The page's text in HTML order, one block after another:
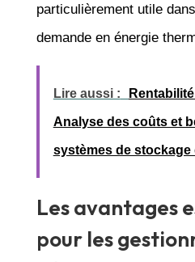
particulièrement utile
demande en énergie
Lire aussi :
Analyse des coûts et
systèmes de stockage
Les avantages
pour les